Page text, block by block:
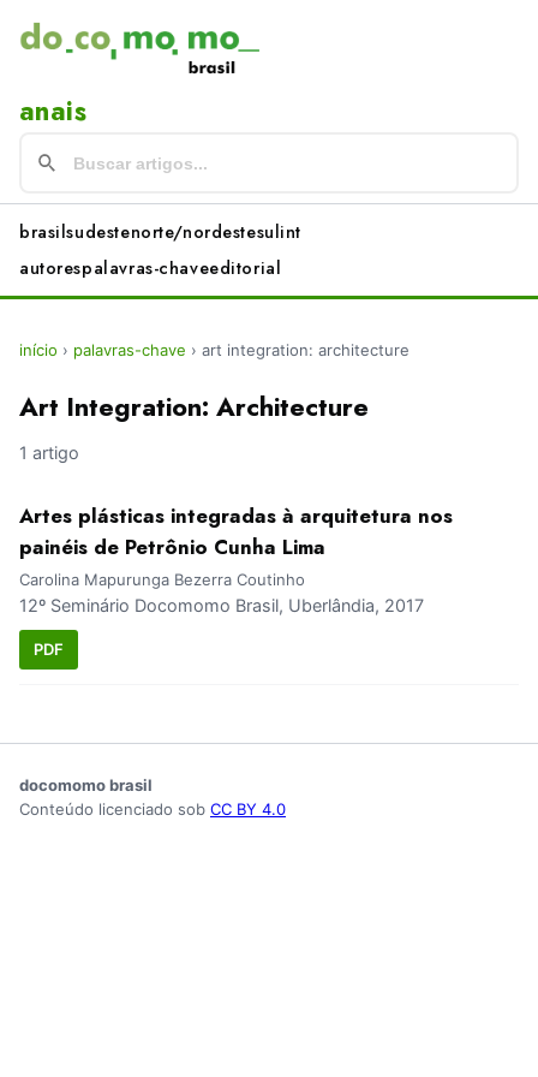
anais
brasilsudestenorte/nordestesulint
autorespalavras-chaveeditorial
início › palavras-chave › art integration: architecture
Art Integration: Architecture
1 artigo
Artes plásticas integradas à arquitetura nos
painéis de Petrônio Cunha Lima
Carolina Mapurunga Bezerra Coutinho
12º Seminário Docomomo Brasil, Uberlândia, 2017
PDF
docomomo brasil
Conteúdo licenciado sob CC BY 4.0